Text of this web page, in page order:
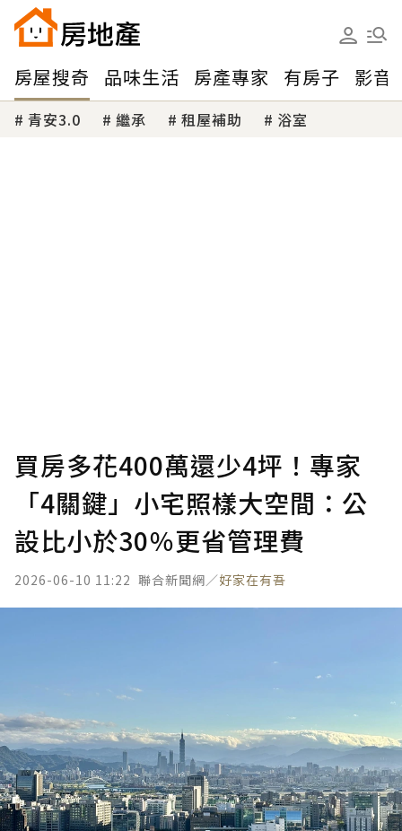
房屋搜奇 品味生活 房產專家 有房子 影音
青安3.0 繼承 租屋補助 浴室
買房多花400萬還少4坪！專家
「4關鍵」小宅照樣大空間：公
設比小於30％更省管理費
2026-06-10 11:22 聯合新聞網／好家在有吾